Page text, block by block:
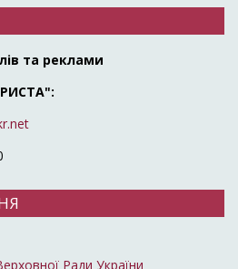
та реклами
Ради України